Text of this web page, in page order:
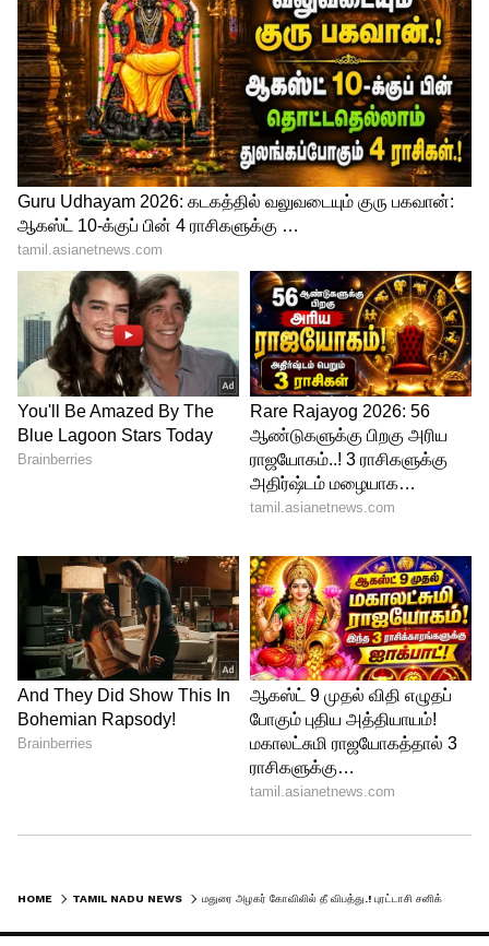
இதுதொடர்பாக கோயில் நிர்வாக
அதிகாரிகளும், காவல் துறையினரும்
தொடர்ந்து விசாரணை
நடத்திவருகின்றனர். இதனை தொடர்ந்து
அங்கு மாவட்ட ஆட்சியருடன் அமைச்சர்
மூர்த்தி நேரில் சென்று பார்வையிட்டு ,
விரைந்து உரிய நடவடிக்கைகளை
பெரும் பரபரப்பை ஏற்படுத்தி உள்ளது.
இதையும் படிங்க..இன்ஸ்டாகிராம்
காதலில் குழந்தையை பெற்றெடுத்த +1
வகுப்பு மாணவி - அதிர்ச்சி சம்பவம்
HOME TAMIL NADU NEWS